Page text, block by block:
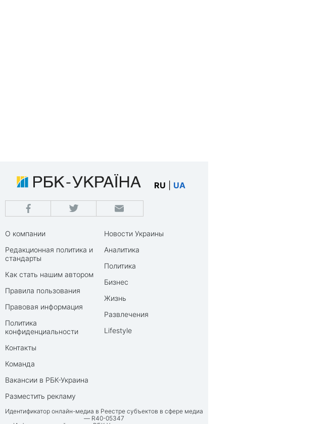
RU UA
О компании
Редакционная политика и
стандарты
Как стать нашим автором
Правила пользования
Правовая информация
Политика
конфиденциальности
Контакты
Команда
Вакансии в РБК-Украина
Разместить рекламу
Новости Украины
Аналитика
Политика
Бизнес
Жизнь
Развлечения
Lifestyle
Идентификатор онлайн-медиа в Реестре субъектов в сфере медиа
— R40-05347